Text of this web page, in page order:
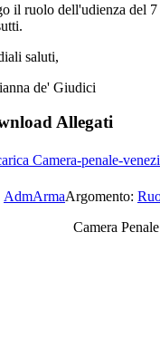
il ruolo dell'udienza del
saluti,
de' Giudici
Allegati
Camera-penale-
AdmArmaArgomento:
Camera